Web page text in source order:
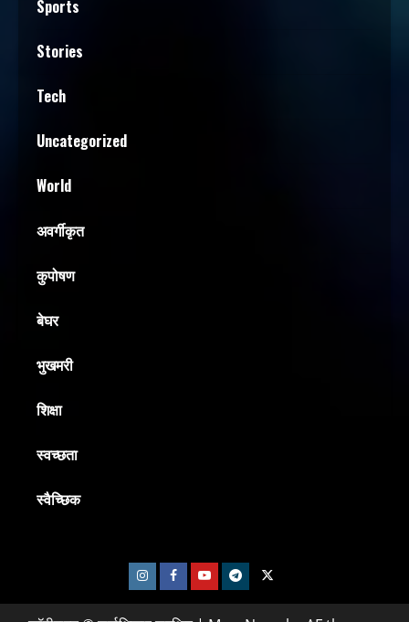
Sports
Stories
Tech
Uncategorized
World
अवर्गीकृत
कुपोषण
बेघर
भुखमरी
शिक्षा
स्वच्छता
स्वैच्छिक